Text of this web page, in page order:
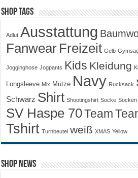
Shop Tags
Adlut Ausstattung
Fanwear Freizeit Gelb Gymsac
Jogginghose Jogpants Kids Kleidung
Longsleeve Mix Mütze Navy Rucksack
Schwarz Shirt Shootingshirt Socke Socken
SV Haspe 70Team
Tshirt Turnbeutel weiß XMAS Yellow
Shop News